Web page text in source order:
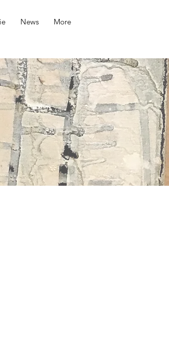
News More